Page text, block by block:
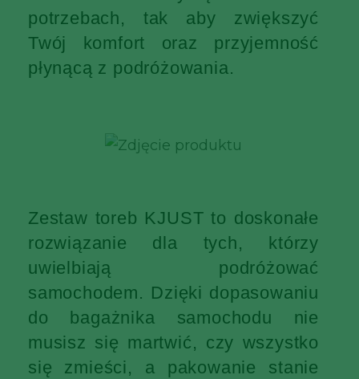
potrzebach, tak aby zwiększyć
Twój komfort oraz przyjemność
płynącą z podróżowania.
Zestaw toreb KJUST to doskonałe
rozwiązanie dla tych, którzy
uwielbiają podróżować
samochodem. Dzięki dopasowaniu
do bagażnika samochodu nie
musisz się martwić, czy wszystko
się zmieści, a pakowanie stanie